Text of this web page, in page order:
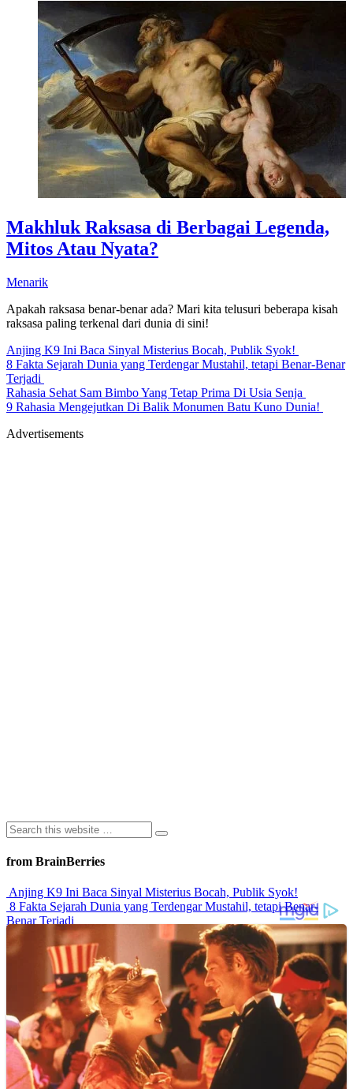
Makhluk Raksasa di Berbagai Legenda,
Mitos Atau Nyata?
Menarik
Apakah raksasa benar-benar ada? Mari kita telusuri beberapa kisah
raksasa paling terkenal dari dunia di sini!
Anjing K9 Ini Baca Sinyal Misterius Bocah, Publik Syok!
8 Fakta Sejarah Dunia yang Terdengar Mustahil, tetapi Benar-Benar
Terjadi
Rahasia Sehat Sam Bimbo Yang Tetap Prima Di Usia Senja
9 Rahasia Mengejutkan Di Balik Monumen Batu Kuno Dunia!
Advertisements
from BrainBerries
Anjing K9 Ini Baca Sinyal Misterius Bocah, Publik Syok!
8 Fakta Sejarah Dunia yang Terdengar Mustahil, tetapi Benar-
Benar Terjadi
Rahasia Sehat Sam Bimbo Yang Tetap Prima Di Usia Senja
9 Rahasia Mengejutkan Di Balik Monumen Batu Kuno Dunia!
Inilah Cara Mendeteksi Kebohongan Lewat Gerakan Bibir!
Advertisements